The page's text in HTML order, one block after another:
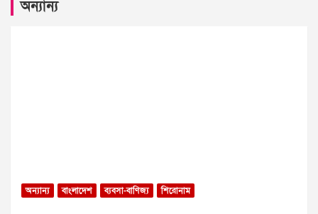
অন্যান্য
অন্যান্য বাংলাদেশ ব্যবসা-বাণিজ্য শিরোনাম